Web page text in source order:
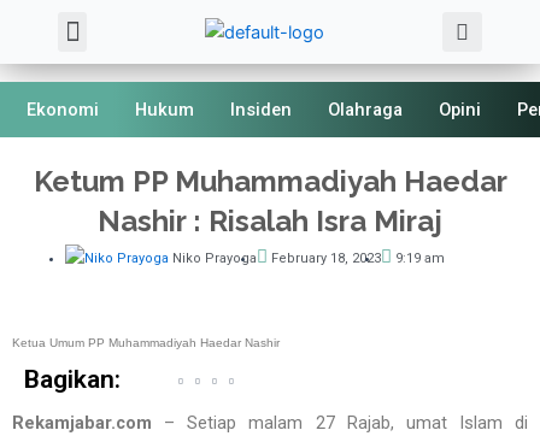
content
Menu
Ekonomi Hukum Insiden Olahraga Opini
Ketum PP Muhammadiyah Haedar
Nashir : Risalah Isra Miraj
Niko Prayoga February 18, 2023 9:19 am
Ketua Umum PP Muhammadiyah Haedar Nashir
Bagikan:
Rekamjabar.com – Setiap malam 27 Rajab, umat Islam di